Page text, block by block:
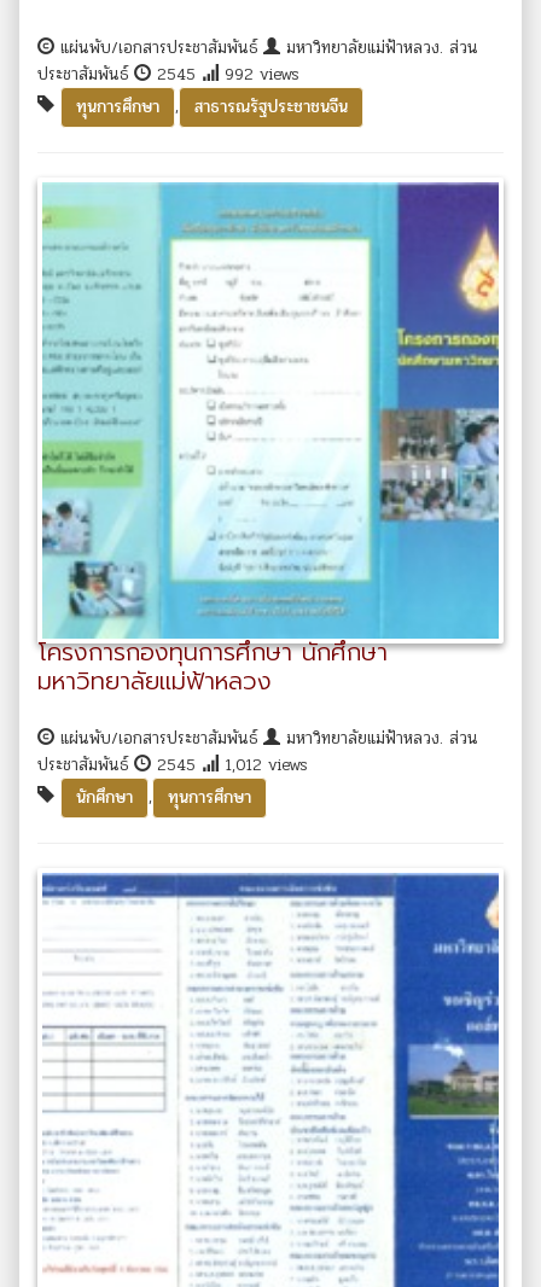
แผ่นพับ/เอกสารประชาสัมพันธ์
มหาวิทยาลัยแม่ฟ้าหลวง. ส่วน
ประชาสัมพันธ์
2545
992 views
ทุนการศึกษา
, สาธารณรัฐประชาชนจีน
โครงการกองทุนการศึกษา นักศึกษา
มหาวิทยาลัยแม่ฟ้าหลวง
แผ่นพับ/เอกสารประชาสัมพันธ์
มหาวิทยาลัยแม่ฟ้าหลวง. ส่วน
ประชาสัมพันธ์
2545
1,012 views
นักศึกษา
, ทุนการศึกษา